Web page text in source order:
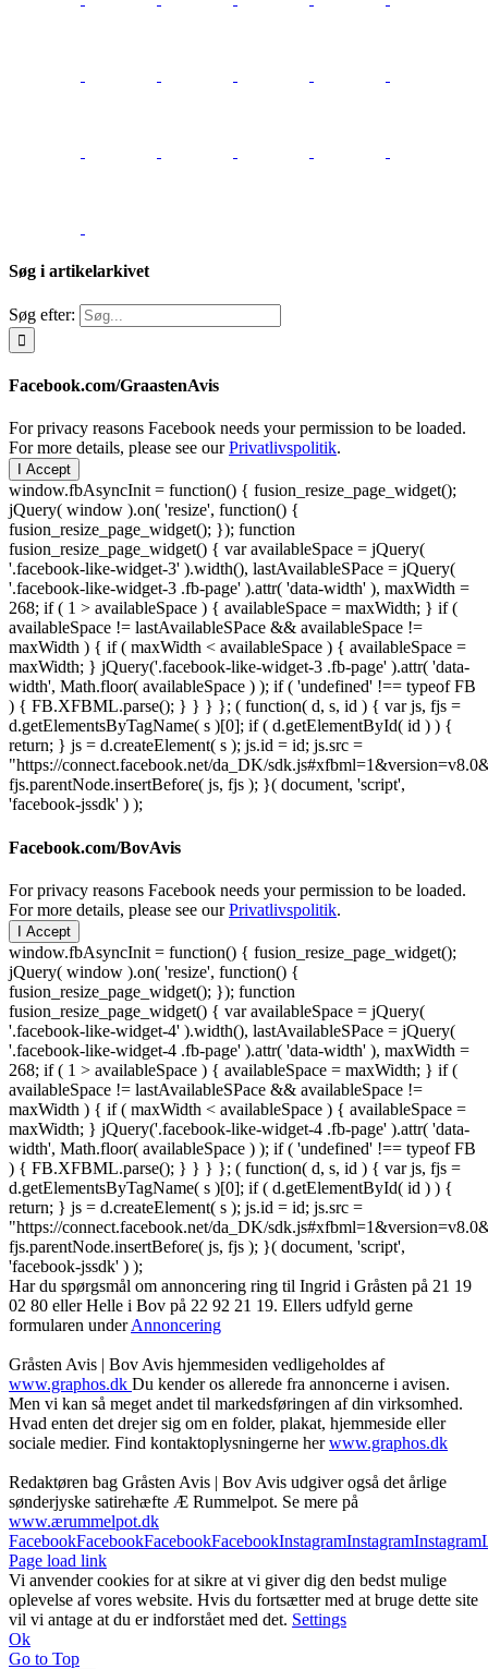
Søg i artikelarkivet
Søg efter:
Facebook.com/GraastenAvis
For privacy reasons Facebook needs your permission to be loaded.
For more details, please see ourPrivatlivspolitik.
I Accept
window.fbAsyncInit = function() { fusion_resize_page_widget();
jQuery( window ).on( 'resize', function() {
fusion_resize_page_widget(); }); function
fusion_resize_page_widget() { var availableSpace = jQuery(
'.facebook-like-widget-3' ).width(), lastAvailableSPace = jQuery(
'.facebook-like-widget-3 .fb-page' ).attr( 'data-width' ), maxWidth =
268; if ( 1 > availableSpace ) { availableSpace = maxWidth; } if (
availableSpace != lastAvailableSPace && availableSpace !=
maxWidth ) { if ( maxWidth < availableSpace ) { availableSpace =
maxWidth; } jQuery('.facebook-like-widget-3 .fb-page' ).attr( 'data-
width', Math.floor( availableSpace ) ); if ( 'undefined' !== typeof FB
) { FB.XFBML.parse(); } } } }; ( function( d, s, id ) { var js, fjs =
d.getElementsByTagName( s )[0]; if ( d.getElementById( id ) ) {
return; } js = d.createElement( s ); js.id = id; js.src =
"https://connect.facebook.net/da_DK/
fjs.parentNode.insertBefore( js, fjs ); }( document, 'script',
'facebook-jssdk' ) );
Facebook.com/BovAvis
For privacy reasons Facebook needs your permission to be loaded.
For more details, please see ourPrivatlivspolitik.
I Accept
window.fbAsyncInit = function() { fusion_resize_page_widget();
jQuery( window ).on( 'resize', function() {
fusion_resize_page_widget(); }); function
fusion_resize_page_widget() { var availableSpace = jQuery(
'.facebook-like-widget-4' ).width(), lastAvailableSPace = jQuery(
'.facebook-like-widget-4 .fb-page' ).attr( 'data-width' ), maxWidth =
268; if ( 1 > availableSpace ) { availableSpace = maxWidth; } if (
availableSpace != lastAvailableSPace && availableSpace !=
maxWidth ) { if ( maxWidth < availableSpace ) { availableSpace =
maxWidth; } jQuery('.facebook-like-widget-4 .fb-page' ).attr( 'data-
width', Math.floor( availableSpace ) ); if ( 'undefined' !== typeof FB
) { FB.XFBML.parse(); } } } }; ( function( d, s, id ) { var js, fjs =
d.getElementsByTagName( s )[0]; if ( d.getElementById( id ) ) {
return; } js = d.createElement( s ); js.id = id; js.src =
"https://connect.facebook.net/da_DK/
fjs.parentNode.insertBefore( js, fjs ); }( document, 'script',
'facebook-jssdk' ) );
Har du spørgsmål om annoncering ring til Ingrid i Gråsten på 21 19
02 80 ‬eller Helle i Bov på 22 92 21 19‬. Ellers udfyld gerne
formularen underAnnoncering
Gråsten Avis | Bov Avis hjemmesiden vedligeholdes af
www.graphos.dk Du kender os allerede fra annoncerne i avisen.
Men vi kan så meget andet til markedsføringen af din virksomhed.
Hvad enten det drejer sig om en folder, plakat, hjemmeside eller
sociale medier. Find kontaktoplysningerne herwww.graphos.dk
Redaktøren bag Gråsten Avis | Bov Avis udgiver også det årlige
sønderjyske satirehæfte Æ Rummelpot. Se mere på
www.ærummelpot.dk
FacebookFacebookFacebookFacebookInstagramInstagramInstagram
Page load link
Vi anvender cookies for at sikre at vi giver dig den bedst mulige
oplevelse af vores website. Hvis du fortsætter med at bruge dette site
vil vi antage at du er indforstået med det. Settings
Ok
Go to Top